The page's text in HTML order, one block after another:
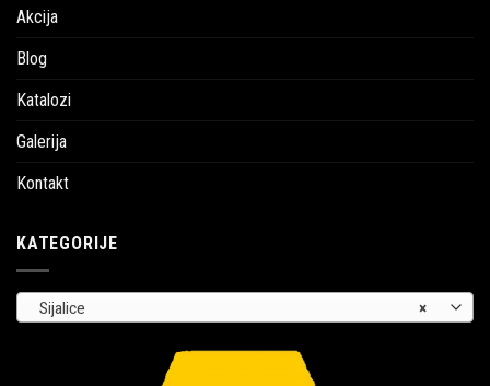
Akcija
Blog
Katalozi
Galerija
Kontakt
KATEGORIJE
×
Sijalice